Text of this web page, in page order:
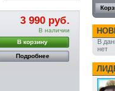
3 990 руб.
В наличии
В корзину
Подробнее
В
нет